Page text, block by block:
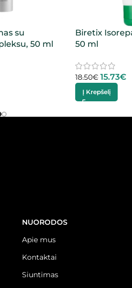
su
50 ml
Biretix
50 ml
18.50€ 15.73€
Į Krepšelį
NUORODOS
Apie mus
Kontaktai
Siuntimas